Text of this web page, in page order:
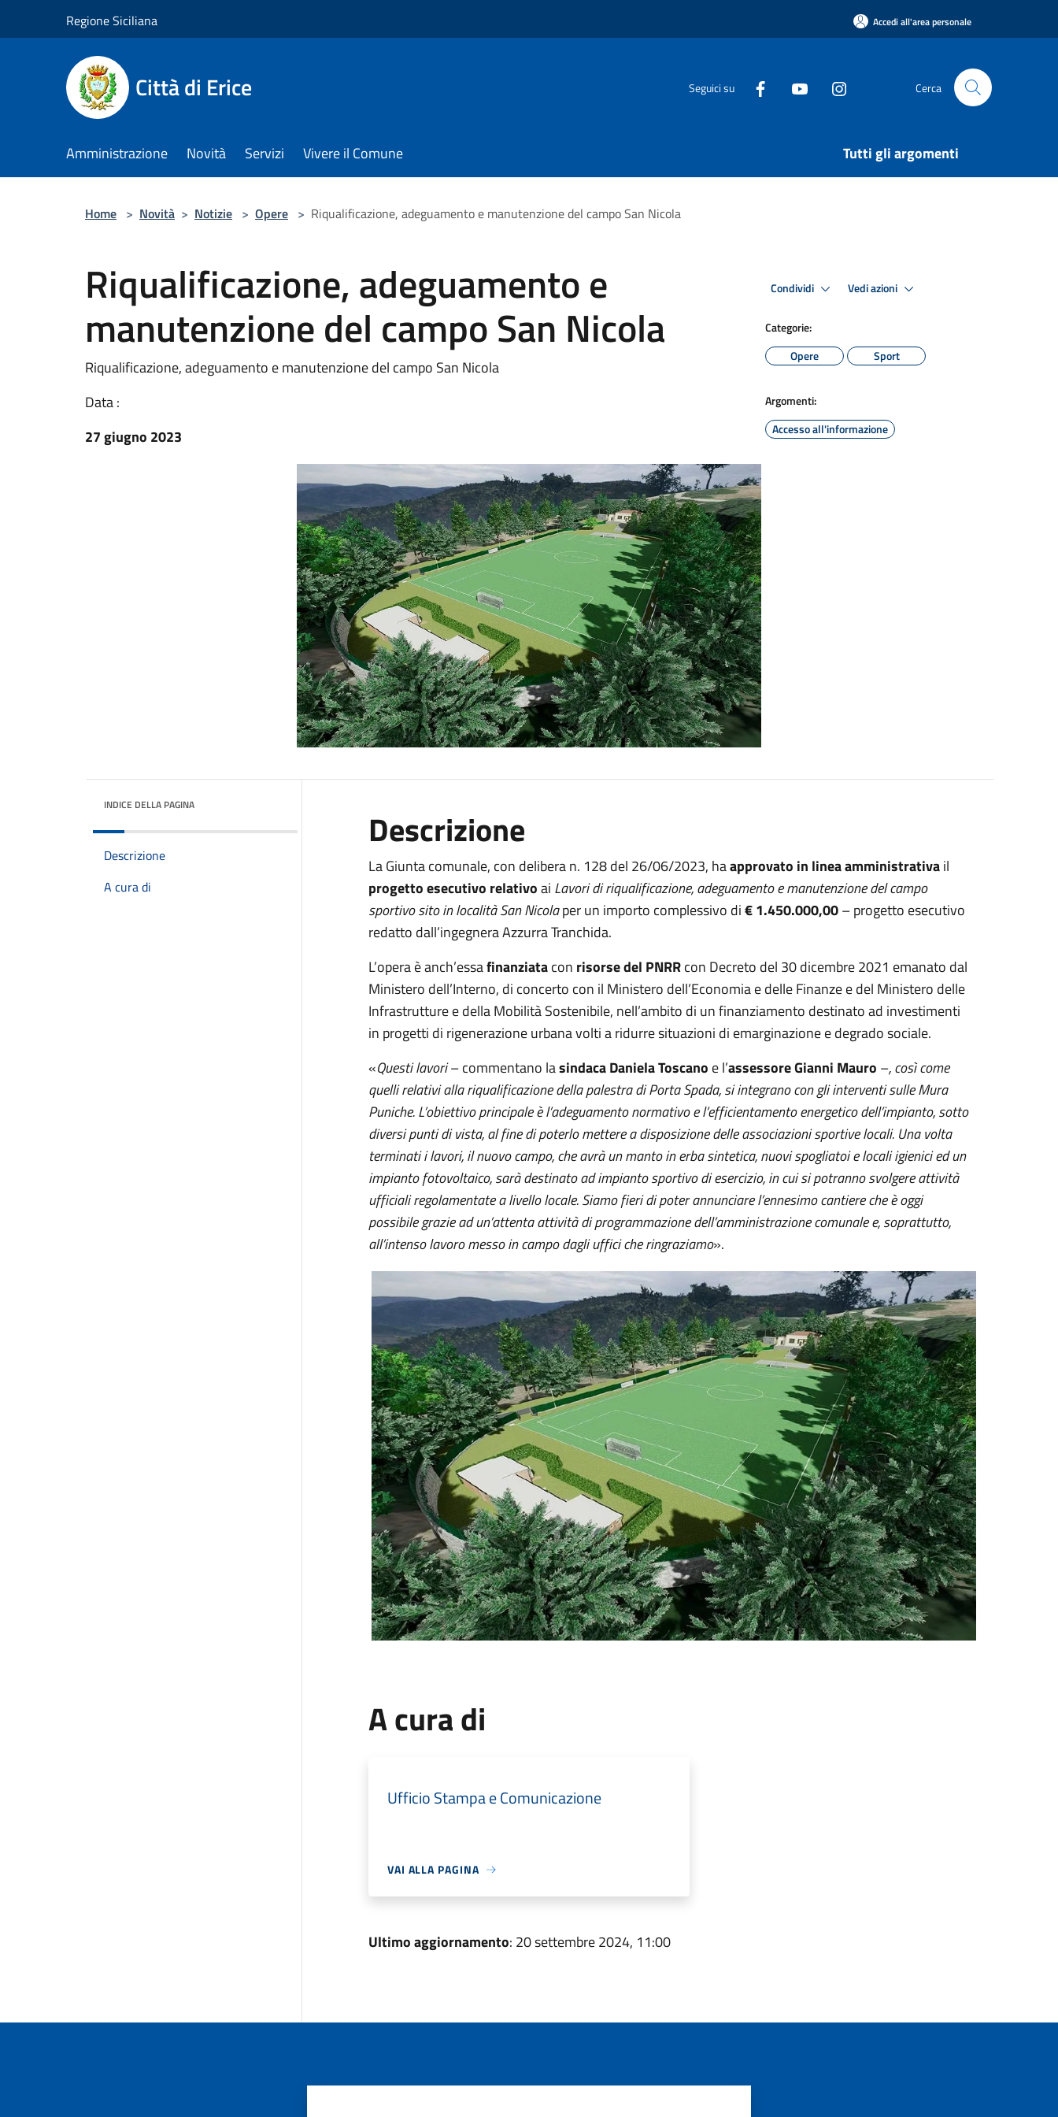
Regione Siciliana Accedi all'area personale
Città di Erice Seguici su Cerca
Amministrazione Novità Servizi Vivere il Comune Tutti gli argomenti
Home > Novità > Notizie > Opere > Riqualificazione, adeguamento e manutenzione del campo San Nicola
Riqualificazione, adeguamento e
manutenzione del campo San Nicola
Riqualificazione, adeguamento e manutenzione del campo San Nicola
Data :
27 giugno 2023
Condividi Vedi azioni
Categorie:
Opere
Sport
Argomenti:
Accesso all'informazione
INDICE DELLA PAGINA
Descrizione
A cura di
Descrizione
La Giunta comunale, con delibera n. 128 del 26/06/2023, haapprovato in linea amministrativail
progetto esecutivo relativoai Lavori di riqualificazione, adeguamento e manutenzione del campo
sportivo sito in località San Nicolaper un importo complessivo di€ 1.450.000,00– progetto esecutivo
redatto dall’ingegnera Azzurra Tranchida.
L’opera è anch’essafinanziatacon risorse del PNRRcon Decreto del 30 dicembre 2021 emanato dal
Ministero dell’Interno, di concerto con il Ministero dell’Economia e delle Finanze e del Ministero delle
Infrastrutture e della Mobilità Sostenibile, nell’ambito di un finanziamento destinato ad investimenti
in progetti di rigenerazione urbana volti a ridurre situazioni di emarginazione e degrado sociale.
«Questi lavori– commentano lasindaca Daniela Toscano e l’assessore Gianni Mauro –, così come
quelli relativi alla riqualificazione della palestra di Porta Spada, si integrano con gli interventi sulle Mura
Puniche. L’obiettivo principale è l’adeguamento normativo e l’efficientamento energetico dell’impianto, sotto
diversi punti di vista, al fine di poterlo mettere a disposizione delle associazioni sportive locali. Una volta
terminati i lavori, il nuovo campo, che avrà un manto in erba sintetica, nuovi spogliatoi e locali igienici ed un
impianto fotovoltaico, sarà destinato ad impianto sportivo di esercizio, in cui si potranno svolgere attività
ufficiali regolamentate a livello locale. Siamo fieri di poter annunciare l’ennesimo cantiere che è oggi
possibile grazie ad un’attenta attività di programmazione dell’amministrazione comunale e, soprattutto,
all’intenso lavoro messo in campo dagli uffici che ringraziamo».
A cura di
Ufficio Stampa e Comunicazione
VAI ALLA PAGINA
Ultimo aggiornamento: 20 settembre 2024, 11:00